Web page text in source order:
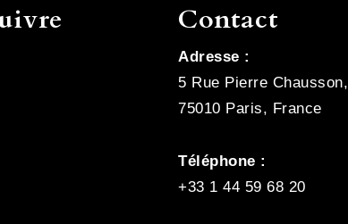
Contact
Adresse :
5 Rue Pierre Chausson,
75010 Paris, France
Téléphone :
+33 1 44 59 68 20